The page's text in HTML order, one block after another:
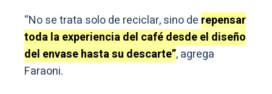
“No se trata solo de reciclar, sino de repensar
toda la experiencia del café desde el diseño
del envase hasta su descarte”, agrega
Faraoni.